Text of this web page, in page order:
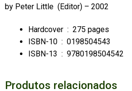
by Peter Little (Editor) – 2002
Hardcover ‏ : ‎ 275 pages
ISBN-10 ‏ : ‎ 0198504543
ISBN-13 ‏ : ‎ 9780198504542
Produtos relacionados